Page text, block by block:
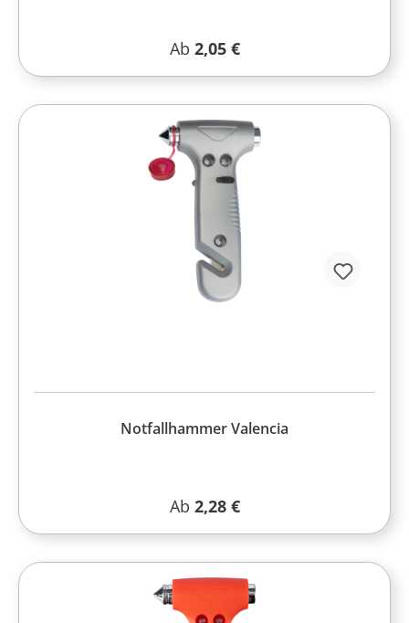
Regulärer Preis:
Ab 2,05 €
Notfallhammer Valencia
Regulärer Preis:
Ab 2,28 €